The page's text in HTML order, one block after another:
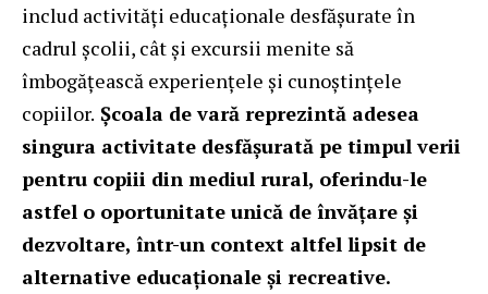
includ activități educaționale desfășurate în
cadrul școlii, cât și excursii menite să
îmbogățească experiențele și cunoștințele
copiilor. Școala de vară reprezintă adesea
singura activitate desfășurată pe timpul verii
pentru copiii din mediul rural, oferindu-le
astfel o oportunitate unică de învățare și
dezvoltare, într-un context altfel lipsit de
alternative educaționale și recreative.